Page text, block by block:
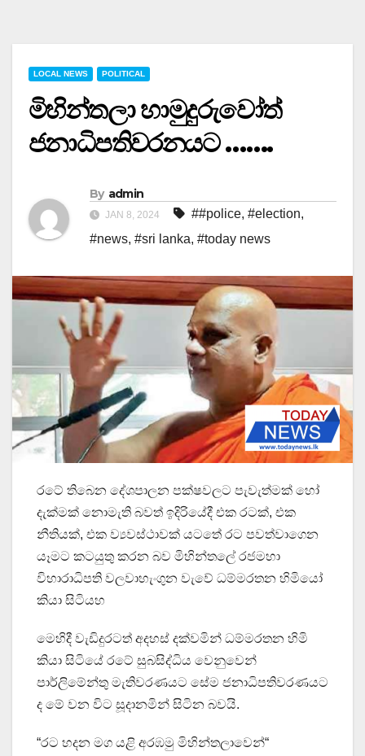
LOCAL NEWS POLITICAL
මිහින්තලා හාමුදුරුවෝත්
ජනාධිපතිවරනයට …….
By admin
JAN 8, 2024 ##police, #election,
#news, #sri lanka, #today news
රටේ තිබෙන දේශපාලන පක්ෂවලට පැවැත්මක් හෝ
දැක්මක් නොමැති බවත් ඉදිරියේදී එක රටක්, එක
නීතියක්, එක ව්‍යවස්ථාවක් යටතේ රට පවත්වාගෙන
යෑමට කටයුතු කරන බව මිහින්තලේ රජමහා
විහාරාධිපති වලවාහැංගුන වැවේ ධම්මරතන හිමියෝ
කියා සිටියහ
මෙහිදී වැඩිදුරටත් අදහස් දක්වමින් ධම්මරතන හිමි
කියා සිටියේ රටේ සුබසිද්ධිය වෙනුවෙන්
පාර්ලිමේන්තු මැතිවරණයට සේම ජනාධිපතිවරණයට
ද මේ වන විට සූදානමින් සිටින බවයි.
“රට හදන මග යළි අරඹමු මිහින්තලාවෙන්“